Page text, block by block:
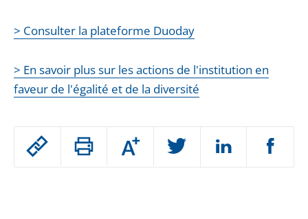
Passer
Augmenter
ou
> Consulter la plateforme Duoday
> En savoir plus sur les actions de l'institution en
faveur de l'égalité et de la diversité